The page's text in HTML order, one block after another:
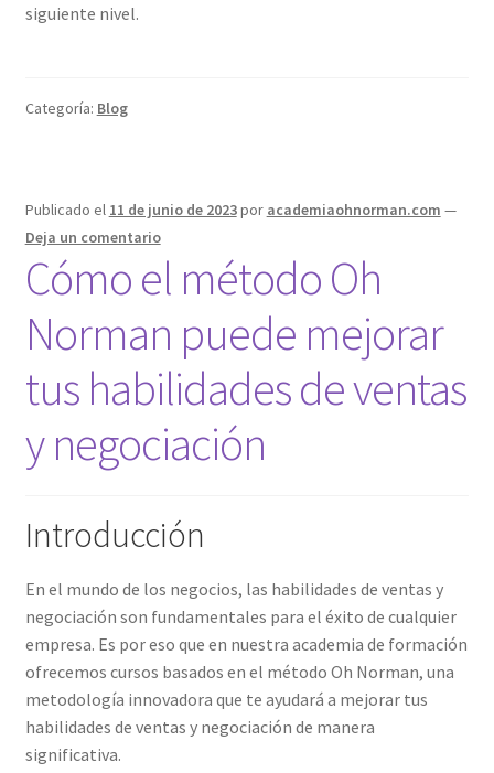
siguiente nivel.
Categoría: Blog
Publicado el 11 de junio de 2023por academiaohnorman.com —
Deja un comentario
Cómo el método Oh
Norman puede mejorar
tus habilidades de ventas
y negociación
Introducción
En el mundo de los negocios, las habilidades de ventas y
negociación son fundamentales para el éxito de cualquier
empresa. Es por eso que en nuestra academia de formación
ofrecemos cursos basados en el método Oh Norman, una
metodología innovadora que te ayudará a mejorar tus
habilidades de ventas y negociación de manera
significativa.